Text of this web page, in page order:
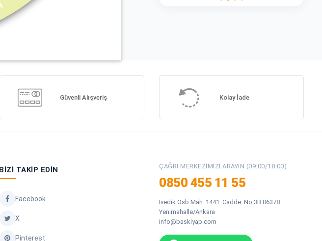
Güvenli Alışveriş Kolay İade
BIZI TAKIP EDIN
Facebook
X
Pinterest
ÇAĞRI MERKEZIMIZI ARAYIN (09:00/18:00)
0850 455 11 55
İvedik Osb Mah. 1441. Cadde. No:3B 06378
Yenimahalle/Ankara
info@baskiyap.com